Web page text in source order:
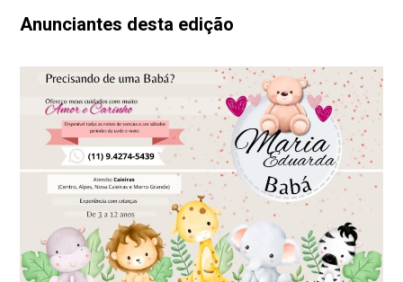
Anunciantes desta edição